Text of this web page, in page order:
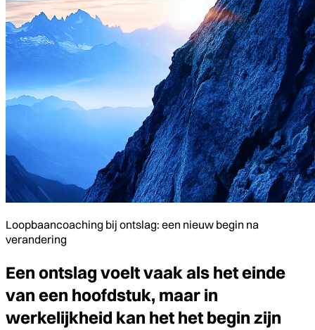
Loopbaancoaching bij ontslag: een nieuw begin na
verandering
Een ontslag voelt vaak als het einde
van een hoofdstuk, maar in
werkelijkheid kan het het begin zijn